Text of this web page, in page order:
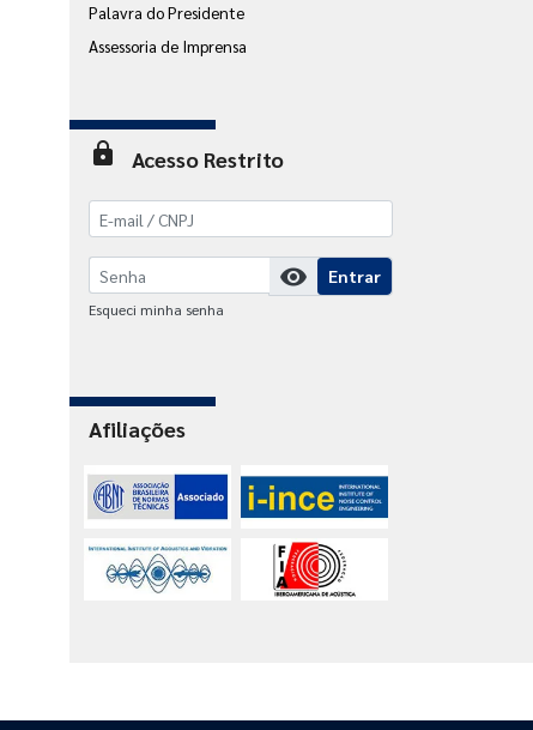
Palavra do Presidente
Assessoria de Imprensa
lock Acesso Restrito
visibility Entrar
Esqueci minha senha
Afiliações